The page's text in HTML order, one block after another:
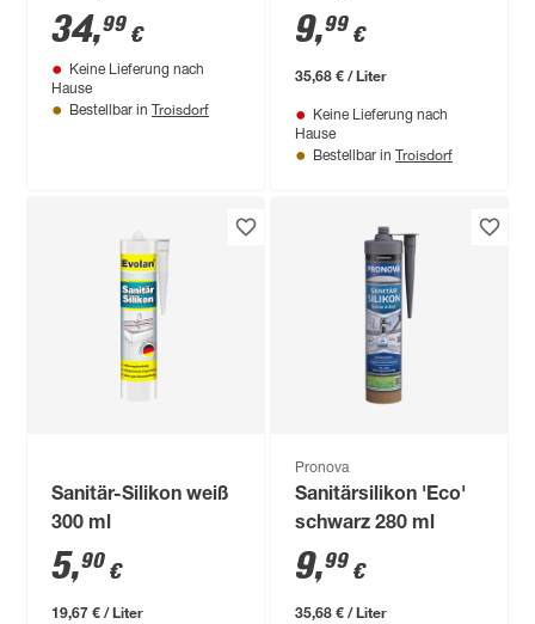
'Relicon' transparent
310 ml
34,99 €
Keine Lieferung nach
Hause
Bestellbar in Troisdorf
9,99 €
35,68 € / Liter
Keine Lieferung nach
Hause
Bestellbar in Troisdorf
Sanitär-Silikon weiß
300 ml
5,90 €
19,67 € / Liter
Pronova
Sanitärsilikon 'Eco'
schwarz 280 ml
9,99 €
35,68 € / Liter